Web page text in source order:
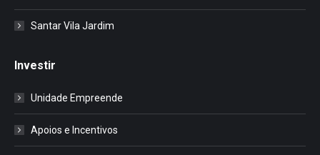
Santar Vila Jardim
Investir
Unidade Empreende
Apoios e Incentivos